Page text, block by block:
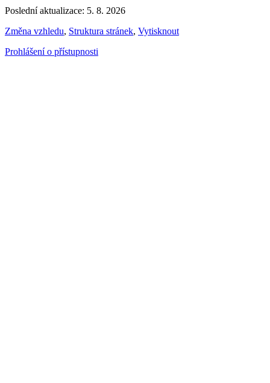
Poslední aktualizace: 5. 8. 2026
Změna vzhledu, Struktura stránek, Vytisknout
Prohlášení o přístupnosti